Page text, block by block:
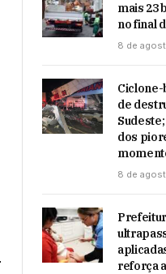
mais 23
no final
8 de
de
dos
8 de
reforça